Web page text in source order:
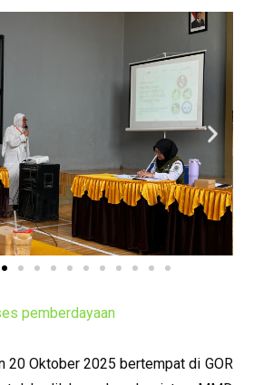
pemberdayaan
20 Oktober 2025 bertempat di GOR